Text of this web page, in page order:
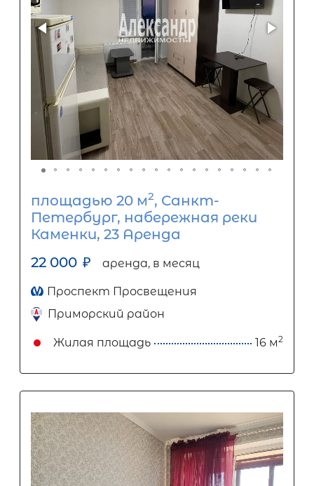
площадью 20 м2, Санкт-
Петербург, набережная реки
Каменки, 23 Аренда
22 000 ₽ аренда, в месяц
Проспект Просвещения
Приморский район
Жилая площадь 16 м2